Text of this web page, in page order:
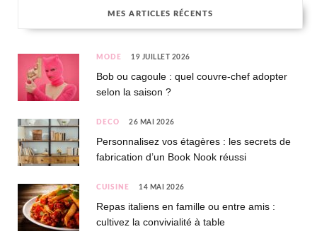
MES ARTICLES RÉCENTS
MODE 19 JUILLET 2026
Bob ou cagoule : quel couvre-chef adopter
selon la saison ?
DÉCO 26 MAI 2026
Personnalisez vos étagères : les secrets de
fabrication d’un Book Nook réussi
CUISINE 14 MAI 2026
Repas italiens en famille ou entre amis :
cultivez la convivialité à table